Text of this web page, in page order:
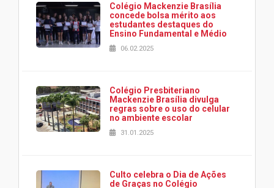
Colégio Mackenzie Brasília
concede bolsa mérito aos
estudantes destaques do
Ensino Fundamental e Médio
06.02.2025
Colégio Presbiteriano
Mackenzie Brasília divulga
regras sobre o uso do celular
no ambiente escolar
31.01.2025
Culto celebra o Dia de Ações
de Graças no Colégio